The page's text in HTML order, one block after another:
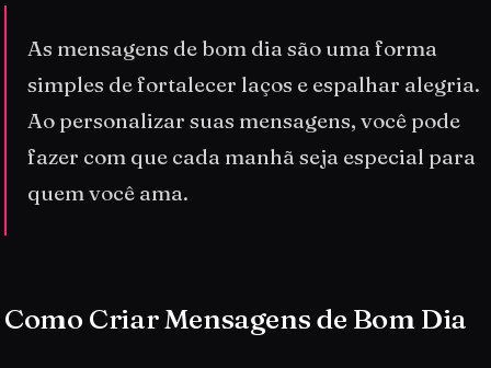
As mensagens de bom dia são uma forma
simples de fortalecer laços e espalhar alegria.
Ao personalizar suas mensagens, você pode
fazer com que cada manhã seja especial para
quem você ama.
Como Criar Mensagens de Bom Dia